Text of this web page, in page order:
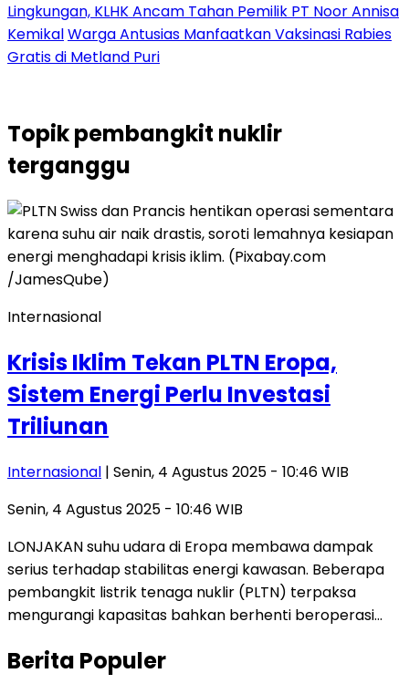
Lingkungan, KLHK Ancam Tahan Pemilik PT Noor Annisa
KemikalWarga Antusias Manfaatkan Vaksinasi Rabies
Gratis di Metland Puri
Topikpembangkit nuklir
terganggu
Internasional
Krisis Iklim Tekan PLTN Eropa,
Sistem Energi Perlu Investasi
Triliunan
Internasional | Senin, 4 Agustus 2025 - 10:46 WIB
Senin, 4 Agustus 2025 - 10:46 WIB
LONJAKAN suhu udara di Eropa membawa dampak
serius terhadap stabilitas energi kawasan. Beberapa
pembangkit listrik tenaga nuklir (PLTN) terpaksa
mengurangi kapasitas bahkan berhenti beroperasi…
Berita Populer